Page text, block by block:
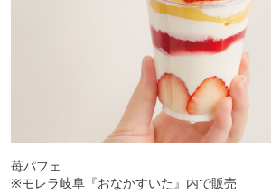
苺パフェ
※モレラ岐阜『おなかすいた』内で販売